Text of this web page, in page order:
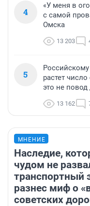
4
«У меня в
с самой
Омска
13 203
5
растет
это не повод
13 162
МНЕНИЕ
Наследие,
чудом не
транспортный
разнес миф о
советских